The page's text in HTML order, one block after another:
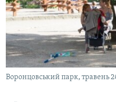
Воронцовський парк, травень